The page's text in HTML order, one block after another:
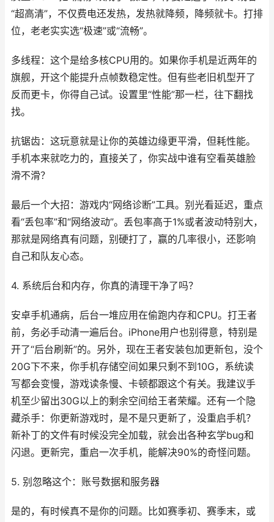
“超高清”，不仅费电还发热，发热就降频，降频就卡。打排
位，老老实实选“极速”或“流畅”。
多线程：这个是给多核CPU用的。如果你手机是近两年的
旗舰，开这个能提升点帧数稳定性。但有些老旧机型开了
反而更卡，你得自己试。设置里“性能”那一栏，往下翻找
找。
抗锯齿：这玩意就是让你的英雄边缘更平滑，但耗性能。
手机本来就吃力的，直接关了，你实战中谁有空看英雄脸
滑不滑？
最后一个大招：游戏内“网络诊断”工具。别光看延迟，重点
看“丢包率”和“网络波动”。丢包率高于1%或者波动特别大，
那就是网络真有问题，别硬打了，赢的几率很小，还影响
自己和队友心态。
4. 系统后台和内存，你真的清理干净了吗？
安卓手机通病，后台一堆应用在偷跑内存和CPU。打王者
前，务必手动清一遍后台。iPhone用户也别得意，特别是
开了“后台刷新”的。另外，现在王者安装包加更新包，没个
20G下不来，你手机存储空间如果只剩不到10G，系统读
写都会变慢，游戏读条慢、卡顿都跟这个有关。我建议手
机至少留出30G以上的剩余空间给王者荣耀。还有一个隐
藏杀手：你更新游戏时，是不是只更新了，没重启手机？
新补丁的文件有时候没完全加载，就会出各种玄学bug和
闪退。更新完，重启一次手机，能解决90%的奇怪问题。
5. 别忽略这个：账号数据和服务器
是的，有时候真不是你的问题。比如赛季初、赛季末，或